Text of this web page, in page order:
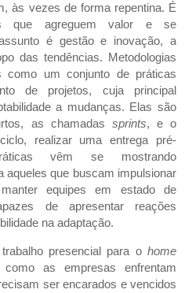
às vezes de forma repentina. É
que agreguem valor e se
é gestão e inovação, a
das tendências. Metodologias
como um conjunto de práticas
de projetos, cuja principal
a mudanças. Elas são
as chamadas sprints, e o
realizar uma entrega pré-
vêm se mostrando
aqueles que buscam impulsionar
equipes em estado de
de apresentar reações
na adaptação.
presencial para o home
as empresas enfrentam
ser encarados e vencidos